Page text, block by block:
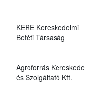
KERE Kereskedelmi
Betéti Társaság
Agroforrás
és Szolgáltató Kft.